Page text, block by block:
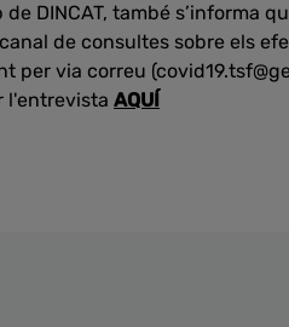
DINCAT, també s’informa
de consultes sobre els
per via correu
l'entrevista AQUÍ